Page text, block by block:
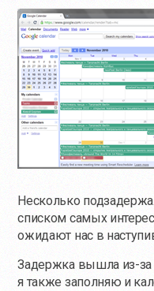
Несколько
списком самых
ожидают нас в
Задержка вышла из-за
я также заполняю и